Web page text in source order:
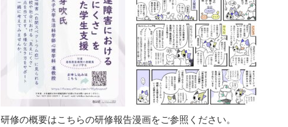
研修の概要はこちらの研修報告漫画をご参照ください。